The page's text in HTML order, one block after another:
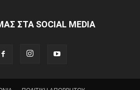
ΣΤΑ SOCIAL MEDIA